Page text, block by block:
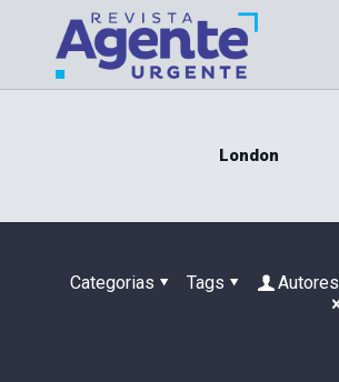
London
Categorias Tags
Autores